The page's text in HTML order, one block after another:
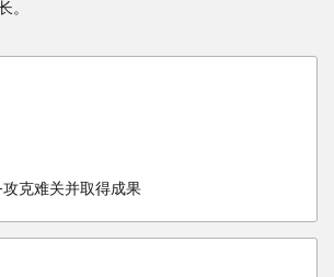
。
克难关并取得成果